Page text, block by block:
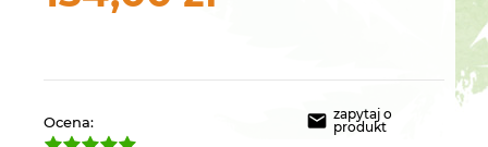
Ocena:
zapytaj o
produkt